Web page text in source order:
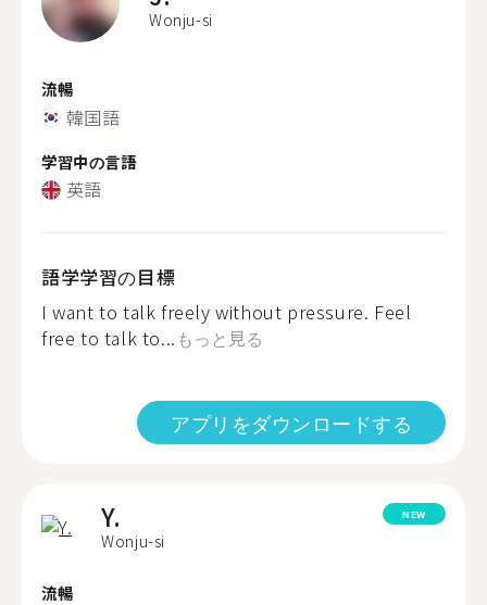
Wonju-si
流暢
韓国語
学習中の言語
英語
語学学習の目標
I want to talk freely without pressure. Feel
free to talk to... もっと見る
アプリをダウンロードする
Y.
Wonju-si
NEW
流暢